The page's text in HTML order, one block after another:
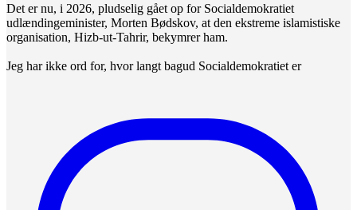
Det er nu, i 2026, pludselig gået op for Socialdemokratiet
udlændingeminister, Morten Bødskov, at den ekstreme islamistiske
organisation, Hizb-ut-Tahrir, bekymrer ham.
Jeg har ikke ord for, hvor langt bagud Socialdemokratiet er